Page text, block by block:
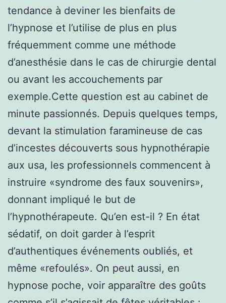
tendance à deviner les bienfaits de
l’hypnose et l’utilise de plus en plus
fréquemment comme une méthode
d’anesthésie dans le cas de chirurgie dental
ou avant les accouchements par
exemple.Cette question est au cabinet de
minute passionnés. Depuis quelques temps,
devant la stimulation faramineuse de cas
d’incestes découverts sous hypnothérapie
aux usa, les professionnels commencent à
instruire «syndrome des faux souvenirs»,
donnant impliqué le but de
l’hypnothérapeute. Qu’en est-il ? En état
sédatif, on doit garder à l’esprit
d’authentiques événements oubliés, et
même «refoulés». On peut aussi, en
hypnose poche, voir apparaître des goûts